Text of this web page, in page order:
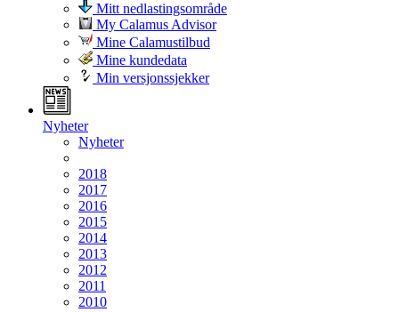
Mitt nedlastingsområde
My Calamus Advisor
Mine Calamustilbud
Mine kundedata
Min versjonssjekker
Nyheter
Nyheter
2018
2017
2016
2015
2014
2013
2012
2011
2010